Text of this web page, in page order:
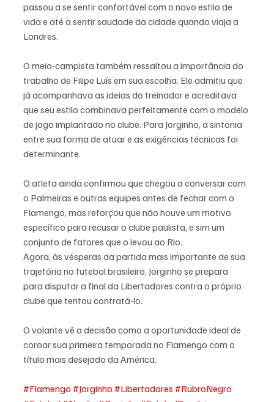
passou a se sentir confortável com o novo estilo de
vida e até a sentir saudade da cidade quando viaja a
Londres.
O meio-campista também ressaltou a importância do
trabalho de Filipe Luís em sua escolha. Ele admitiu que
já acompanhava as ideias do treinador e acreditava
que seu estilo combinava perfeitamente com o modelo
de jogo implantado no clube. Para Jorginho, a sintonia
entre sua forma de atuar e as exigências técnicas foi
determinante.
O atleta ainda confirmou que chegou a conversar com
o Palmeiras e outras equipes antes de fechar com o
Flamengo, mas reforçou que não houve um motivo
específico para recusar o clube paulista, e sim um
conjunto de fatores que o levou ao Rio.
Agora, às vésperas da partida mais importante de sua
trajetória no futebol brasileiro, Jorginho se prepara
para disputar a final da Libertadores contra o próprio
clube que tentou contratá-lo.
O volante vê a decisão como a oportunidade ideal de
coroar sua primeira temporada no Flamengo com o
título mais desejado da América.
#Flamengo #Jorginho #Libertadores #RubroNegro